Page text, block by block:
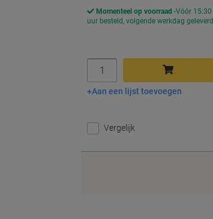
Momenteel op voorraad Vóór 15:30
uur besteld, volgende werkdag geleverd
In winkelwagen
Aan een lijst toevoegen
Vergelijk